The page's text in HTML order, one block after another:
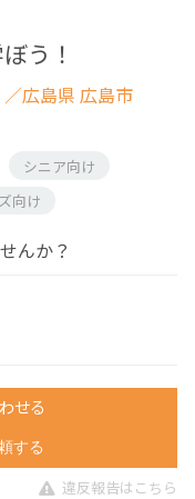
う！
／広島県 広島市
シニア向け
向け
んか？
せる
する
違反報告はこちら